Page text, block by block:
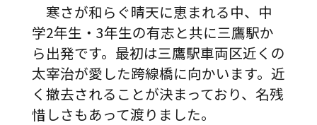
寒さが和らぐ晴天に恵まれる中、中
学2年生・3年生の有志と共に三鷹駅か
ら出発です。最初は三鷹駅車両区近くの
太宰治が愛した跨線橋に向かいます。近
く撤去されることが決まっており、名残
惜しさもあって渡りました。